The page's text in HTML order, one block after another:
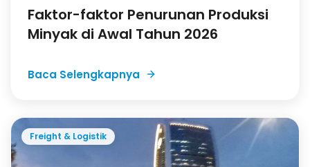
Faktor-faktor Penurunan Produksi
Minyak di Awal Tahun 2026
Baca Selengkapnya
Freight & Logistik